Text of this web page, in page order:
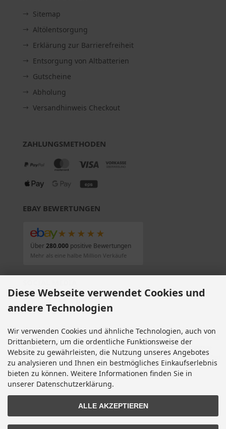
Sitemap
Altölentsorgung
Erklärung zur Barrierefreiheit
Entsorgung von Altbatterien
Gutscheine
Abholung
Versandhinweis Checkout
ZAHLUNGSMETHODEN
EBAY BEWERTUNGEN
★★★★★
Über280.000positive Bewertungen
Mehr als eine halbe Million Verkäufe
Alle Preise inkl. gesetzl. MwSt. zzgl. Versandkosten . Die durchgestrichenen Preise
entsprechen dem bisherigen Preis bei Motorradteile & Motorrad Ersatzteile.
Motorradteile & Motorrad Ersatzteile © 2026 | Template © 2009-2026 by modified
eCommerce Shopsoftware
modified eCommerce Shopsoftware © 2009-2026
Diese Webseite verwendet Cookies und
andere Technologien
Wir verwenden Cookies und ähnliche Technologien, auch von
Drittanbietern, um die ordentliche Funktionsweise der
Website zu gewährleisten, die Nutzung unseres Angebotes
zu analysieren und Ihnen ein bestmögliches Einkaufserlebnis
bieten zu können. Weitere Informationen finden Sie in
unserer Datenschutzerklärung.
ALLE AKZEPTIEREN